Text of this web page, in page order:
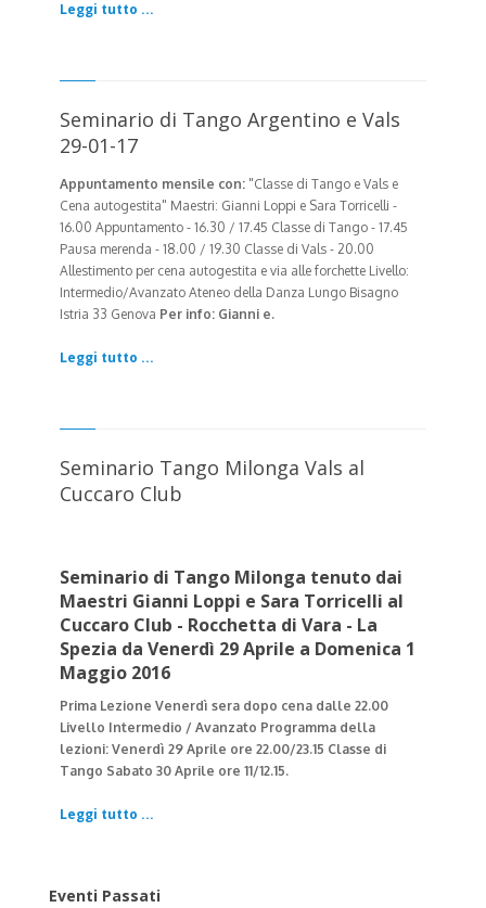
Leggi tutto ...
Seminario di Tango Argentino e Vals
29-01-17
Appuntamento mensile con: "Classe di Tango e Vals e
Cena autogestita" Maestri: Gianni Loppi e Sara Torricelli -
16.00 Appuntamento - 16.30 / 17.45 Classe di Tango - 17.45
Pausa merenda - 18.00 / 19.30 Classe di Vals - 20.00
Allestimento per cena autogestita e via alle forchette Livello:
Intermedio/Avanzato Ateneo della Danza Lungo Bisagno
Istria 33 Genova Per info: Gianni e.
Leggi tutto ...
Seminario Tango Milonga Vals al
Cuccaro Club
Seminario di Tango Milonga tenuto dai
Maestri Gianni Loppi e Sara Torricelli al
Cuccaro Club - Rocchetta di Vara - La
Spezia da Venerdì 29 Aprile a Domenica 1
Maggio 2016
Prima Lezione Venerdì sera dopo cena dalle 22.00
Livello Intermedio / Avanzato Programma della
lezioni: Venerdì 29 Aprile ore 22.00/23.15 Classe di
Tango Sabato 30 Aprile ore 11/12.15.
Leggi tutto ...
Eventi Passati